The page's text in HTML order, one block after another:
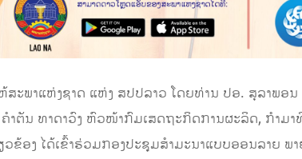
ະພາແຫ່ງຊາດ ແຫ່ງ ສປປລາວ ໂດຍທ່ານ ປອ. ສຸລາພອ
ຳຕັນ ທາດາວົງ ຫົວໜ້າກົມເສດຖະກິດການຜະລິດ, ກຳມາ
ງ ໄດ້ເຂົ້າຮ່ວມກອງປະຊຸມສຳມະນາແບບອອນລາຍ ພາ